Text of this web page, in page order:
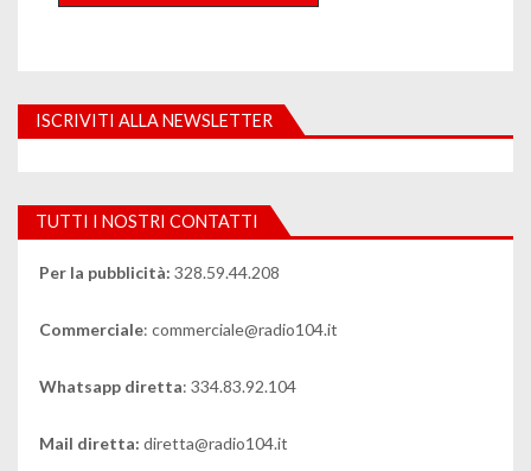
ISCRIVITI ALLA NEWSLETTER
TUTTI I NOSTRI CONTATTI
Per la pubblicità: 328.59.44.208
Commerciale: commerciale@radio104.it
Whatsapp diretta: 334.83.92.104
Mail diretta: diretta@radio104.it